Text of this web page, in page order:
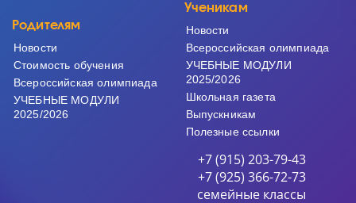
Родителям
Новости
Cтоимость обучения
Всероссийская олимпиада
УЧЕБНЫЕ МОДУЛИ
2025/2026
Ученикам
Новости
Всероссийская олимпиада
УЧЕБНЫЕ МОДУЛИ
2025/2026
Школьная газета
Выпускникам
Полезные ссылки
+7 (915) 203-79-43
+7 (925) 366-72-73
семейные классы